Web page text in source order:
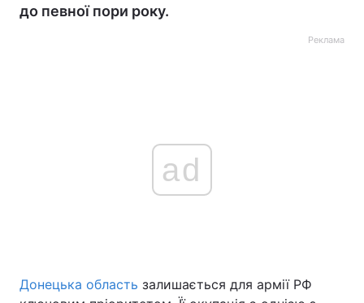
до певної пори року.
Реклама
ad
Донецька область залишається для армії РФ